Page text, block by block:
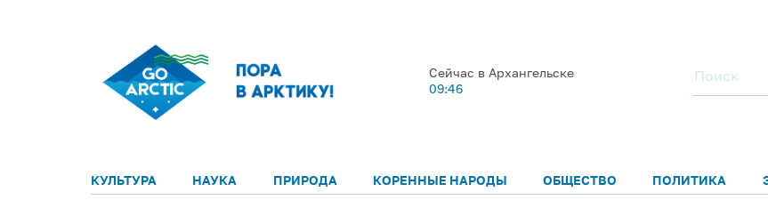
Сейчас в Архангельске
09:46
КУЛЬТУРА НАУКА ПРИРОДА КОРЕННЫЕ НАРОДЫ ОБЩЕСТВО ПОЛИТИКА